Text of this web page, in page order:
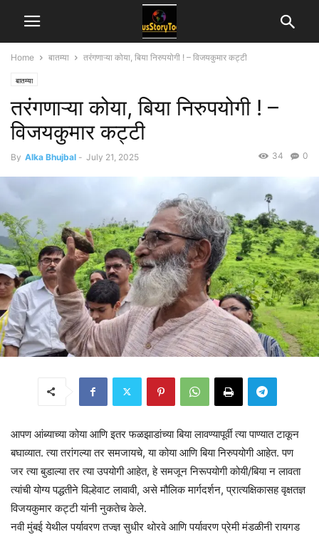
Home बातम्या तरंगणाऱ्या कोया, बिया निरुपयोगी ! – विजयकुमार कट्टी
बातम्या
तरंगणाऱ्या कोया, बिया निरुपयोगी ! –
विजयकुमार कट्टी
By Alka Bhujbal - July 21, 2025 0
34
आपण आंब्याच्या कोया आणि इतर फळझाडांच्या बिया लावण्यापूर्वी त्या पाण्यात टाकून
बघाव्यात. त्या तरांगल्या तर समजायचे, या कोया आणि बिया निरुपयोगी आहेत. पण
जर त्या बुडाल्या तर त्या उपयोगी आहेत, हे समजून निरूपयोगी कोयी/बिया न लावता
त्यांची योग्य पद्धतीने विल्हेवाट लावावी, असे मौलिक मार्गदर्शन, प्रात्यक्षिकासह वृक्षतज्ञ
विजयकुमार कट्टी यांनी नुकतेच केले.
नवी मुंबई येथील पर्यावरण तज्ज्ञ सुधीर थोरवे आणि पर्यावरण प्रेमी मंडळीनी रायगड